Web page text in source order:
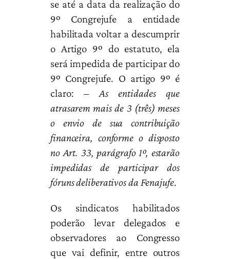
se até a data da realização do
9º Congrejufe a entidade
habilitada voltar a descumprir
o Artigo 9º do estatuto, ela
será impedida de participar do
9º Congrejufe. O artigo 9º é
claro: – As entidades que
atrasarem mais de 3 (três) meses
o envio de sua contribuição
financeira, conforme o disposto
no Art. 33, parágrafo 1º, estarão
impedidas de participar dos
fóruns deliberativos da Fenajufe.
Os sindicatos habilitados
poderão levar delegados e
observadores ao Congresso
que vai definir, entre outros